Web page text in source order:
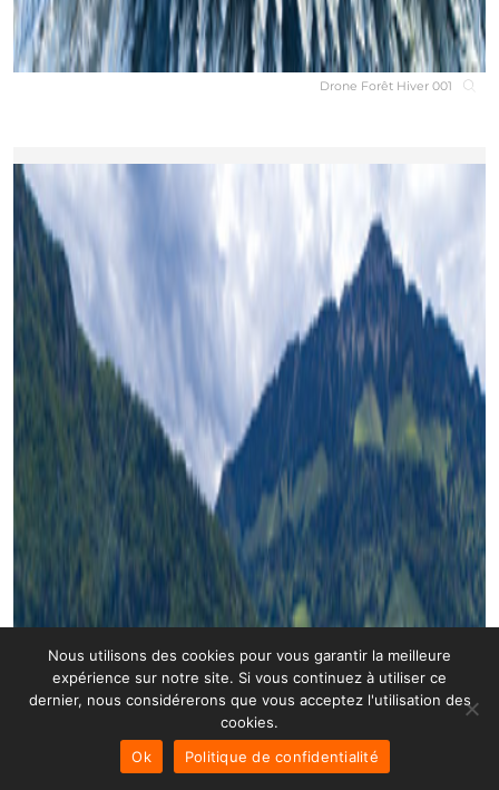
Drone Forêt Hiver 001
Nous utilisons des cookies pour vous garantir la meilleure
expérience sur notre site. Si vous continuez à utiliser ce
dernier, nous considérerons que vous acceptez l'utilisation des
cookies.
Ok
Politique de confidentialité